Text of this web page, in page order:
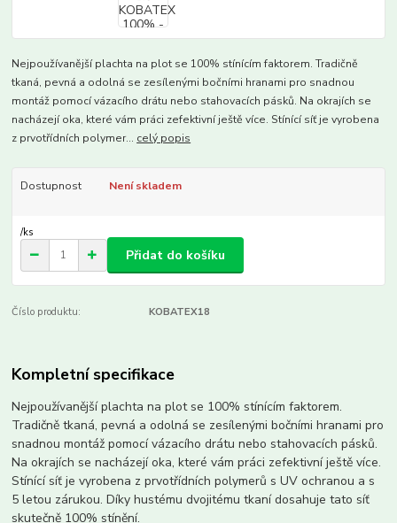
Nejpoužívanější plachta na plot se 100% stínícím faktorem. Tradičně
tkaná, pevná a odolná se zesílenými bočními hranami pro snadnou
montáž pomocí vázacího drátu nebo stahovacích pásků. Na okrajích se
nacházejí oka, které vám práci zefektivní ještě více. Stínící síť je vyrobena
z prvotřídních polymer... celý popis
Dostupnost Není skladem
/ks
Přidat do košíku
Číslo produktu: KOBATEX18
Kompletní specifikace
Nejpoužívanější plachta na plot se 100% stínícím faktorem.
Tradičně tkaná, pevná a odolná se zesílenými bočními hranami pro
snadnou montáž pomocí vázacího drátu nebo stahovacích pásků.
Na okrajích se nacházejí oka, které vám práci zefektivní ještě více.
Stínící síť je vyrobena z prvotřídních polymerů s UV ochranou a s
5 letou zárukou. Díky hustému dvojitému tkaní dosahuje tato síť
skutečně 100% stínění.